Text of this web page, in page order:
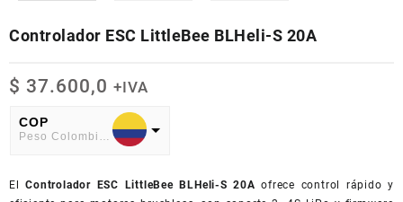
Controlador ESC LittleBee BLHeli-S 20A
$ 37.600,0 +IVA
COP
American Dollar
ElControlador ESC LittleBee BLHeli-S 20A ofrece control rápido y